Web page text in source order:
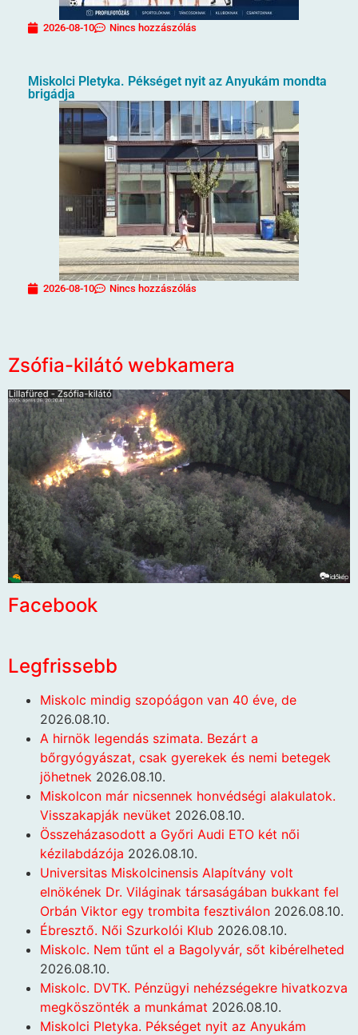
2026-08-10 Nincs hozzászólás
Miskolci Pletyka. Pékséget nyit az Anyukám mondta
brigádja
2026-08-10 Nincs hozzászólás
Zsófia-kilátó webkamera
Facebook
Legfrissebb
Miskolc mindig szopóágon van 40 éve, de
2026.08.10.
A hirnök legendás szimata. Bezárt a
bőrgyógyászat, csak gyerekek és nemi betegek
jöhetnek 2026.08.10.
Miskolcon már nicsennek honvédségi alakulatok.
Visszakapják nevüket 2026.08.10.
Összeházasodott a Győri Audi ETO két női
kézilabdázója 2026.08.10.
Universitas Miskolcinensis Alapítvány volt
elnökének Dr. Világinak társaságában bukkant fel
Orbán Viktor egy trombita fesztiválon 2026.08.10.
Ébresztő. Női Szurkolói Klub 2026.08.10.
Miskolc. Nem tűnt el a Bagolyvár, sőt kibérelheted
2026.08.10.
Miskolc. DVTK. Pénzügyi nehézségekre hivatkozva
megköszönték a munkámat 2026.08.10.
Miskolci Pletyka. Pékséget nyit az Anyukám